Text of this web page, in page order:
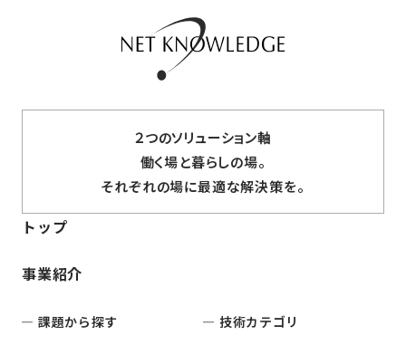
２つのソリューション軸
働く場と暮らしの場。
それぞれの場に最適な解決策を。
トップ
事業紹介
課題から探す 技術カテゴリ